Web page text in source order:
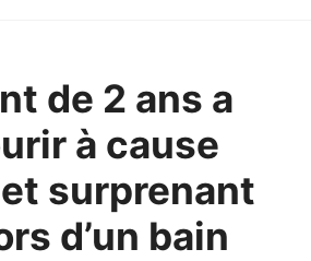
de 2 ans a
à cause
surprenant
d’un bain